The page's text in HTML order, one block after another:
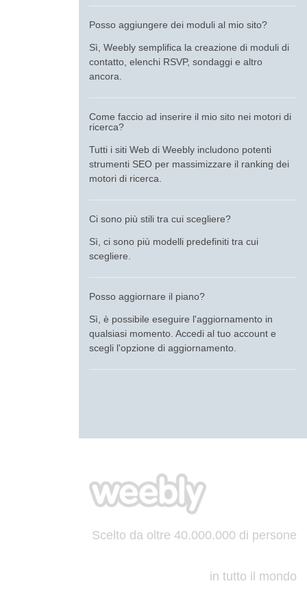
Posso aggiungere dei moduli al mio sito?
Sì, Weebly semplifica la creazione di moduli di
contatto, elenchi RSVP, sondaggi e altro
ancora.
Come faccio ad inserire il mio sito nei motori di
ricerca?
Tutti i siti Web di Weebly includono potenti
strumenti SEO per massimizzare il ranking dei
motori di ricerca.
Ci sono più stili tra cui scegliere?
Sì, ci sono più modelli predefiniti tra cui
scegliere.
Posso aggiornare il piano?
Sì, è possibile eseguire l'aggiornamento in
qualsiasi momento. Accedi al tuo account e
scegli l'opzione di aggiornamento.
Scelto da oltre 40.000.000 di persone
in tutto il mondo